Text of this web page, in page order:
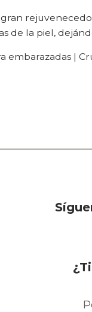
de la piel,
embarazadas |